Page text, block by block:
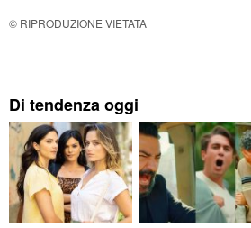
© RIPRODUZIONE VIETATA
Di tendenza oggi